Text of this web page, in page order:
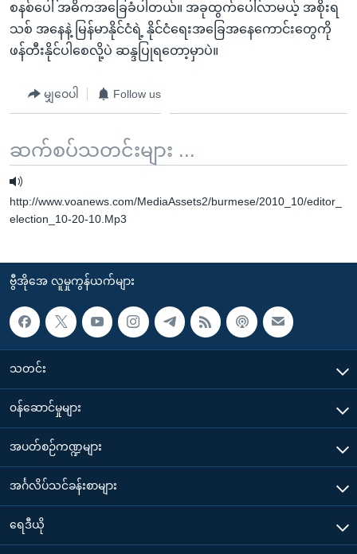
စနစ်ပေါ် အဓိကအခြေခံပါတယ်။ အခုထွက်ပေါ်လာမယ့် အစိုးရ
သစ် အနေနဲ့ မြန်မာနိုင်ငံရဲ့ နိုင်ငံရေးအခြေအနေကောင်းတွေကို
ဖန်တီးနိုင်ပါစေလို့ပဲ ဆန္ဒပြုရတော့မှာပဲ။
မျှဝေပါ Follow us
ဆက်စပ်သတင်းများ ...
http://www.voanews.com/MediaAssets2/burmese/2010_10/editor_
election_10-20-10.Mp3
ဗွီအိုအေ လူမှုကွန်ယက်များ
သတင်း
၀န်ဆောင်မှုများ
အပတ်စဉ်ကဏ္ဍများ
အင်္ဂလိပ်သင်ခန်းစာများ
ရေဒီယို